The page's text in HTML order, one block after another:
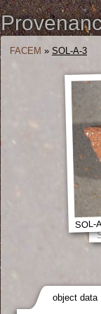
FACEM » SOL-A-3
SOL-
object data